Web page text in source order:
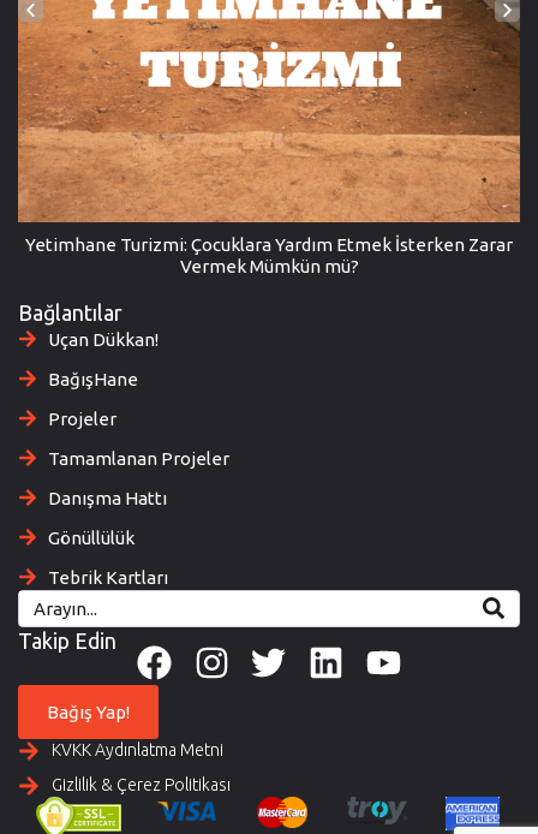
Yetimhane Turizmi: Çocuklara Yardım Etmek İsterken Zarar
Vermek Mümkün mü?
Bağlantılar
Uçan Dükkan!
BağışHane
Projeler
Tamamlanan Projeler
Danışma Hattı
Gönüllülük
Tebrik Kartları
Takip Edin
Bağış Yap!
KVKK Aydınlatma Metni
Gizlilik & Çerez Politikası